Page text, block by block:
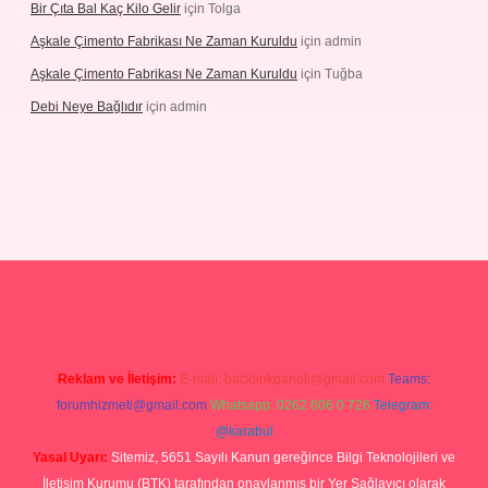
Bir Çıta Bal Kaç Kilo Gelir için Tolga
Aşkale Çimento Fabrikası Ne Zaman Kuruldu için admin
Aşkale Çimento Fabrikası Ne Zaman Kuruldu için Tuğba
Debi Neye Bağlıdır için admin
Reklam ve İletişim: E-mail: backlinkpaneli@gmail.com Teams:
forumhizmeti@gmail.com Whatsapp: 0262 606 0 726 Telegram:
@karabul
Yasal Uyarı: Sitemiz, 5651 Sayılı Kanun gereğince Bilgi Teknolojileri ve
İletişim Kurumu (BTK) tarafından onaylanmış bir Yer Sağlayıcı olarak